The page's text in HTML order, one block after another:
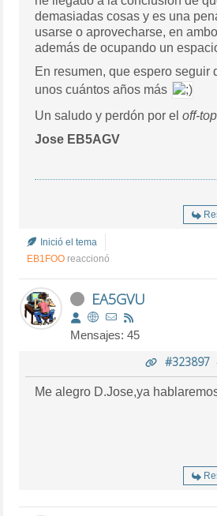
demasiadas cosas y es una
usarse o aprovecharse, en
además de ocupando un
En resumen, que espero seguir
unos cuántos años más
Un saludo y perdón por eloff-
Jose EB5AGV
Inició el tema
EB1FOO reaccionó
EA5GVU
Mensajes: 45
#323897
Me alegro D.Jose,ya